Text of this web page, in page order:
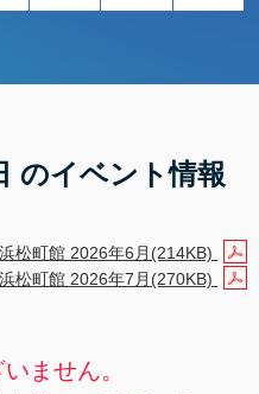
のイベント情報
浜松町館 2026年6月(214KB)
浜松町館 2026年7月(270KB)
ません。